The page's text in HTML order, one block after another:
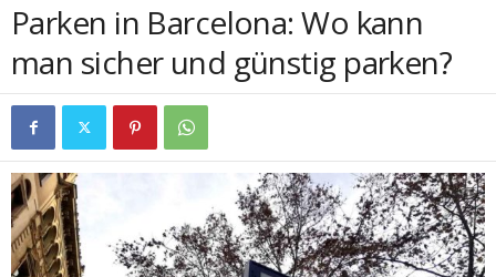
Parken in Barcelona: Wo kann
man sicher und günstig parken?